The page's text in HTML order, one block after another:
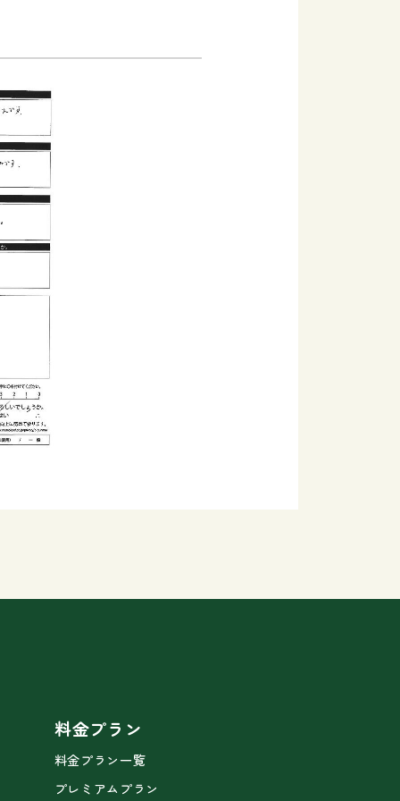
料金プラン
料金プラン一覧
プレミアムプラン